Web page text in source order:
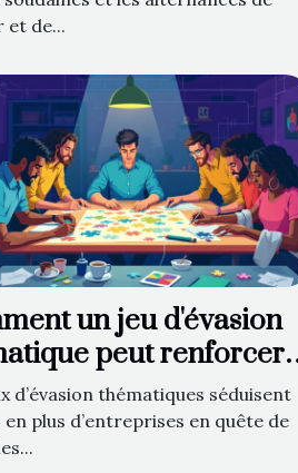
et de...
un jeu d'évasion
peut renforcer
d'équipe ?
d’évasion thématiques séduisent
en plus d’entreprises en quête de